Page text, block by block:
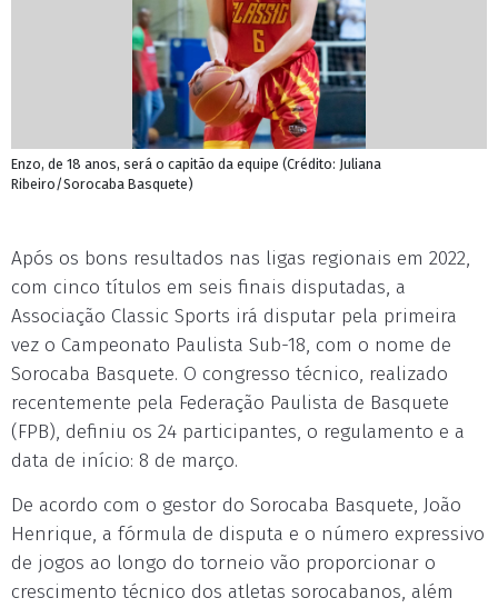
Enzo, de 18 anos, será o capitão da equipe (Crédito: Juliana
Ribeiro/Sorocaba Basquete)
Após os bons resultados nas ligas regionais em 2022,
com cinco títulos em seis finais disputadas, a
Associação Classic Sports irá disputar pela primeira
vez o Campeonato Paulista Sub-18, com o nome de
Sorocaba Basquete. O congresso técnico, realizado
recentemente pela Federação Paulista de Basquete
(FPB), definiu os 24 participantes, o regulamento e a
data de início: 8 de março.
De acordo com o gestor do Sorocaba Basquete, João
Henrique, a fórmula de disputa e o número expressivo
de jogos ao longo do torneio vão proporcionar o
crescimento técnico dos atletas sorocabanos, além